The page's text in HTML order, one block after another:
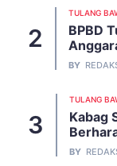
TULANG
BPBD
BY
TULANG
Kabag
BY